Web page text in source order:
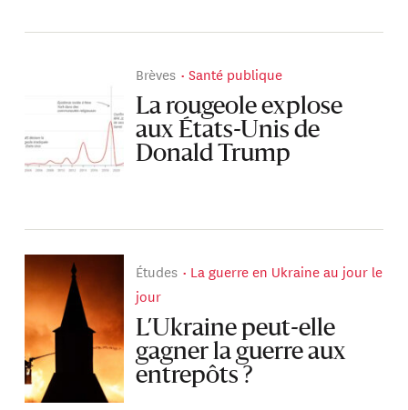
Brèves Santé publique
La rougeole explose
aux États-Unis de
Donald Trump
Études
La guerre en Ukraine au jour le
jour
L’Ukraine peut-elle
gagner la guerre aux
entrepôts ?